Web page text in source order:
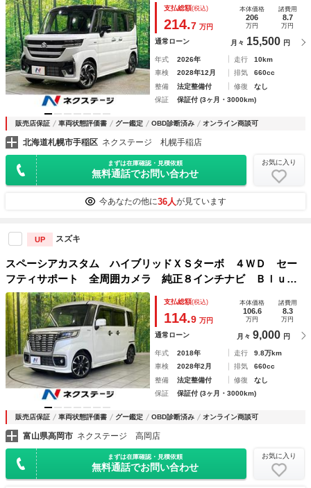
シートヒーター コーナーセンサー ステアリングヒーター
スマートキー
支払総額(税込)
214.7 万円
本体価格
206
万円
諸費用
8.7
万円
通常ローン 月々 15,500 円
年式 2026年 走行
10km
車検
2028年12月 排気
660cc
整備
法定整備付 修復
なし
保証
保証付 (3ヶ月・3000km)
販売店保証 車両状態評価書 グー鑑定 OBD診断済み オンライン商談可
北海道札幌市手稲区 ネクステージ 札幌手稲店
まずは在庫確認・見積依頼
無料通話でお問い合わせ
お気に入り
今あなたの他に36人が見ています
UP スズキ
スペーシアカスタム ハイブリッドＸＳターボ ４ＷＤ セー
フティサポート 全周囲カメラ 純正８インチナビ Ｂｌｕｅ
ｔｏｏｔｈ ドライブレコーダー フルセグ ＥＴＣ ター
ボ 両側パワースライドドア ＬＥＤヘッドライト フロント
フォグ
支払総額(税込)
114.9 万円
本体価格
106.6
万円
諸費用
8.3
万円
通常ローン 月々 9,000 円
年式 2018年 走行
9.8万km
車検
2028年2月 排気
660cc
整備
法定整備付 修復
なし
保証
保証付 (3ヶ月・3000km)
販売店保証 車両状態評価書 グー鑑定 OBD診断済み オンライン商談可
富山県高岡市 ネクステージ 高岡店
まずは在庫確認・見積依頼
無料通話でお問い合わせ
お気に入り